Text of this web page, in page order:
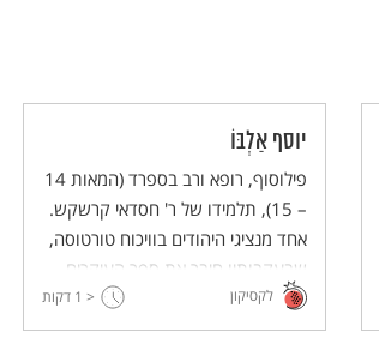
יוסף אַלְבּוֹ
פילוסוף, רופא ורב בספרד (המאות 14
– 15), תלמידו של ר' חסדאי קרשקש.
אחד מנציגי היהודים בוויכוח טורטוסה,
שבעקבותיו חיבר את ספר העיקרים.
לקסיקון < 1 דקות